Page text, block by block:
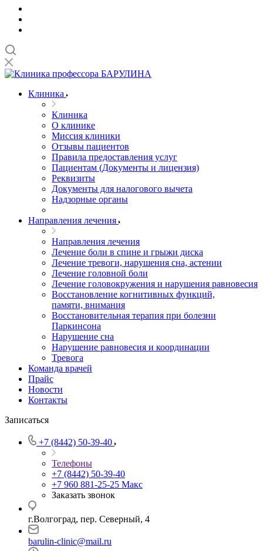
Клиника
Клиника
О клинике
Миссия клиники
Отзывы пациентов
Правила предоставления услуг
Пациентам (Документы и лицензия)
Реквизиты
Документы для налогового вычета
Надзорные органы
Направления лечения
Направления лечения
Лечение боли в спине и грыжи диска
Лечение тревоги, нарушения сна, астении
Лечение головной боли
Лечение головокружения и нарушения равновесия
Восстановление когнитивных функций,
памяти, внимания
Восстановительная терапия при болезни
Паркинсона
Нарушение сна
Нарушение равновесия и координации
Тревога
Команда врачей
Прайс
Новости
Контакты
Записаться
+7 (8442) 50-39-40
Телефоны
+7 (8442) 50-39-40
+7 960 881-25-25 Макс
Заказать звонок
г.Волгоград, пер. Северный, 4
barulin-clinic@mail.ru